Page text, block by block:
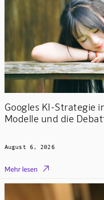
Googles KI-Strategie
Modelle und die
August 6, 2026
Mehr lesen 